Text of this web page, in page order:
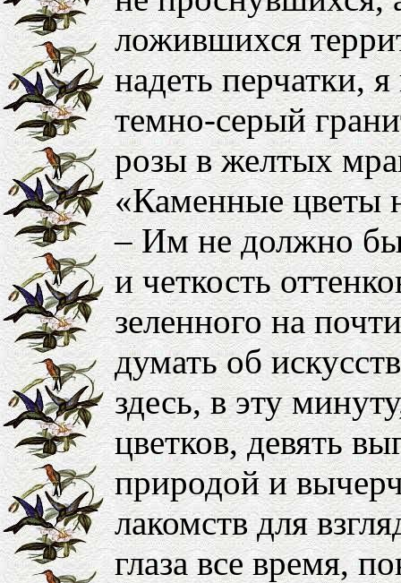
ложившихся
надеть перчатки,
темно-серый
розы в желтых
«Каменные цветы
– Им не должно
и четкость
зеленного на
думать об
здесь, в эту
цветков, девять
природой и
лакомств для
глаза все время,